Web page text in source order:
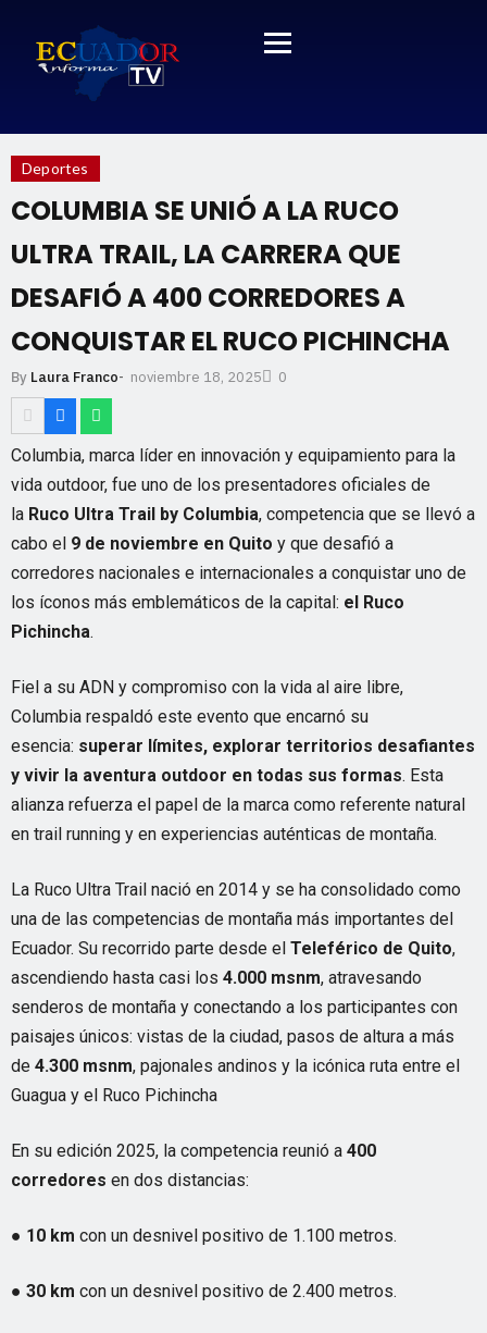
Deportes
COLUMBIA SE UNIÓ A LA RUCO
ULTRA TRAIL, LA CARRERA QUE
DESAFIÓ A 400 CORREDORES A
CONQUISTAR EL RUCO PICHINCHA
By Laura Franco- noviembre 18, 2025 0
Columbia, marca líder en innovación y equipamiento para la
vida outdoor, fue uno de los presentadores oficiales de
la Ruco Ultra Trail by Columbia, competencia que se llevó a
cabo el 9 de noviembre en Quito y que desafió a
corredores nacionales e internacionales a conquistar uno de
los íconos más emblemáticos de la capital: el Ruco
Pichincha.
Fiel a su ADN y compromiso con la vida al aire libre,
Columbia respaldó este evento que encarnó su
esencia: superar límites, explorar territorios desafiantes
y vivir la aventura outdoor en todas sus formas. Esta
alianza refuerza el papel de la marca como referente natural
en trail running y en experiencias auténticas de montaña.
La Ruco Ultra Trail nació en 2014 y se ha consolidado como
una de las competencias de montaña más importantes del
Ecuador. Su recorrido parte desde el Teleférico de Quito,
ascendiendo hasta casi los 4.000 msnm, atravesando
senderos de montaña y conectando a los participantes con
paisajes únicos: vistas de la ciudad, pasos de altura a más
de 4.300 msnm, pajonales andinos y la icónica ruta entre el
Guagua y el Ruco Pichincha
En su edición 2025, la competencia reunió a 400
corredores en dos distancias:
● 10 km con un desnivel positivo de 1.100 metros.
● 30 km con un desnivel positivo de 2.400 metros.